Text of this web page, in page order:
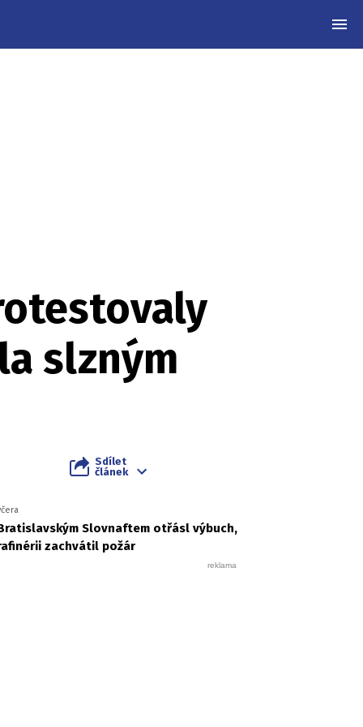
slzným
Sdílet
článek
Slovnaftem otřásl výbuch,
zachvátil požár